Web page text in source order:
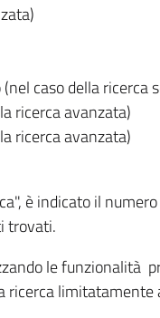
caso della ricerca
ricerca avanzata)
ricerca avanzata)
è indicato il
trovati.
le funzionalità
ricerca limitatamente